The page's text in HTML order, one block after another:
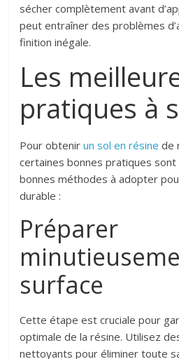
sécher complètement avant
peut entraîner des problèmes
finition inégale.
Les
pratiques à
Pour obtenirun sol en résine de
certaines bonnes pratiques sont
bonnes méthodes à adopter
durable :
Préparer
surface
Cette étape est cruciale pour
optimale de la résine. Utilisez
nettoyants pour éliminer toute